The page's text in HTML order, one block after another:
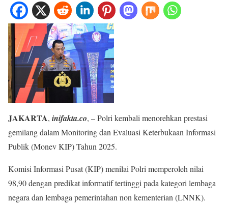
JAKARTA, inifakta.co, – Polri kembali menorehkan prestasi
gemilang dalam Monitoring dan Evaluasi Keterbukaan Informasi
Publik (Monev KIP) Tahun 2025.
Komisi Informasi Pusat (KIP) menilai Polri memperoleh nilai
98,90 dengan predikat informatif tertinggi pada kategori lembaga
negara dan lembaga pemerintahan non kementerian (LNNK).